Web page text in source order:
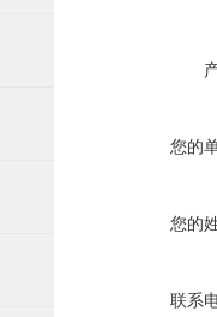
您的
您的
联系